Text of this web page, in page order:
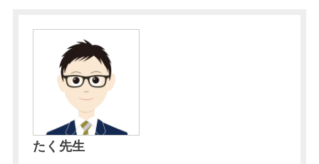
たく先生